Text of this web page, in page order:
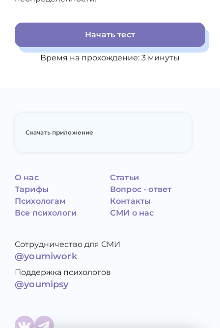
Начать тест
Время на прохождение: 3 минуты
Скачать приложение
О нас
Тарифы
Психологам
Все психологи
Статьи
Вопрос - ответ
Контакты
СМИ о нас
Сотрудничество для СМИ
@youmiwork
Поддержка психологов
@youmipsy